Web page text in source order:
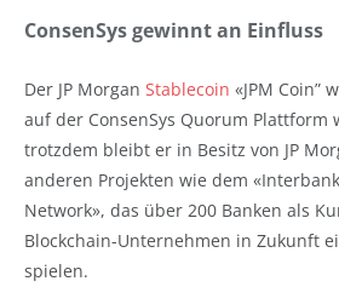
ConsenSys gewinnt an Einfluss
Der JP Morgan Stablecoin «JPM Coin”
auf der ConsenSys Quorum Plattform
trotzdem bleibt er in Besitz von JP
anderen Projekten wie dem
Network», das über 200 Banken als
Blockchain-Unternehmen in Zukunft
spielen.